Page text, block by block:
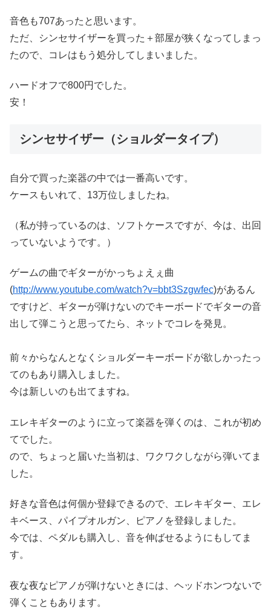
音色も707あったと思います。
ただ、シンセサイザーを買った＋部屋が狭くなってしまっ
たので、コレはもう処分してしまいました。
ハードオフで800円でした。
安！
シンセサイザー（ショルダータイプ）
自分で買った楽器の中では一番高いです。
ケースもいれて、13万位しましたね。
（私が持っているのは、ソフトケースですが、今は、出回
っていないようです。）
ゲームの曲でギターがかっちょえぇ曲
(http://www.youtube.com/watch?v=bbt3Szgwfec)があるん
ですけど、ギターが弾けないのでキーボードでギターの音
出して弾こうと思ってたら、ネットでコレを発見。
前々からなんとなくショルダーキーボードが欲しかったっ
てのもあり購入しました。
今は新しいのも出てますね。
エレキギターのように立って楽器を弾くのは、これが初め
てでした。
ので、ちょっと届いた当初は、ワクワクしながら弾いてま
した。
好きな音色は何個か登録できるので、エレキギター、エレ
キベース、パイプオルガン、ピアノを登録しました。
今では、ペダルも購入し、音を伸ばせるようにもしてま
す。
夜な夜なピアノが弾けないときには、ヘッドホンつないで
弾くこともあります。